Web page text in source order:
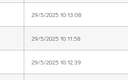
29/5/2025 10:13:08
29/5/2025 10:11:58
29/5/2025 10:12:39